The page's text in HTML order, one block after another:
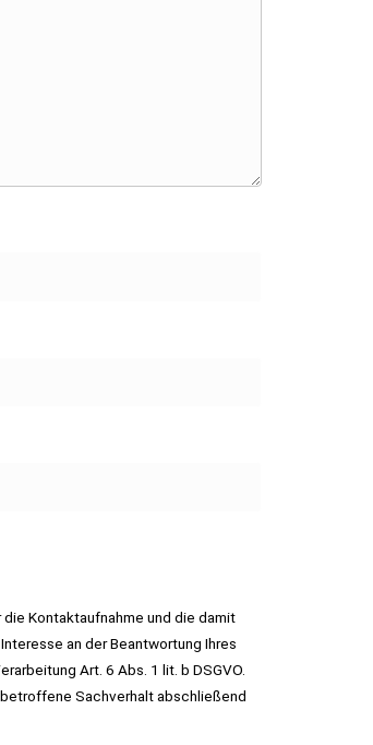
Kontaktaufnahme und die damit
an der Beantwortung Ihres
Art. 6 Abs. 1 lit. b DSGVO.
Sachverhalt abschließend